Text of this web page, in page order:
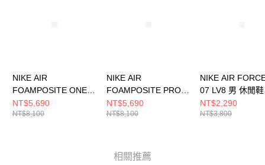
NIKE AIR
FOAMPOSITE ONE
男 休閒鞋 HF2902002
NT$5,690
NT$8,100
NIKE AIR
FOAMPOSITE PRO
男 休閒鞋 HF0794300
NT$5,690
NT$8,100
NIKE AIR
07 LV8 男 休閒鞋
HJ4465700
NT$2,290
NT$3,800
相關推薦